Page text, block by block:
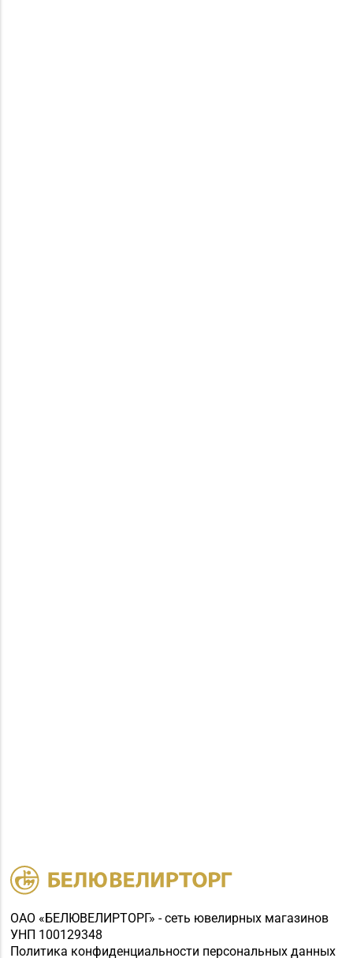
ОАО «БЕЛЮВЕЛИРТОРГ» - сеть ювелирных магазинов
УНП 100129348
Политика конфиденциальности персональных данных